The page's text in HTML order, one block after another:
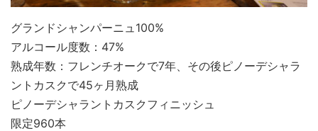
グランドシャンパーニュ100%
アルコール度数：47%
熟成年数：フレンチオークで7年、その後ピノーデシャラ
ントカスクで45ヶ月熟成
ピノーデシャラントカスクフィニッシュ
限定960本